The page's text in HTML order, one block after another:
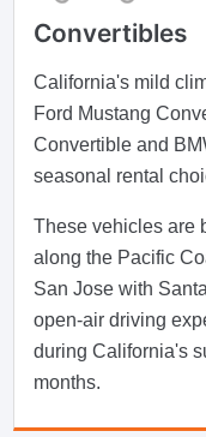
Convertibles
California's mild
Ford Mustang
Convertible and
seasonal rental
These vehicles are
along the Pacific
San Jose with
open-air driving
during California's
months.